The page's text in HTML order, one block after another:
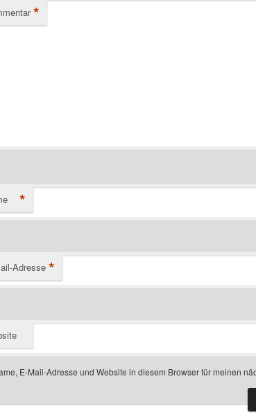
*
*
Adresse *
E-Mail-Adresse und Website in diesem Browser für meinen